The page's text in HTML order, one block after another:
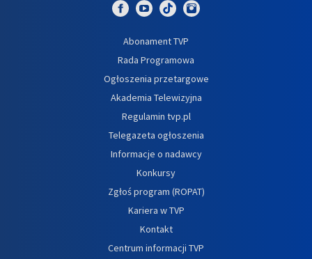
Abonament TVP
Rada Programowa
Ogłoszenia przetargowe
Akademia Telewizyjna
Regulamin tvp.pl
Telegazeta ogłoszenia
Informacje o nadawcy
Konkursy
Zgłoś program (ROPAT)
Kariera w TVP
Kontakt
Centrum informacji TVP